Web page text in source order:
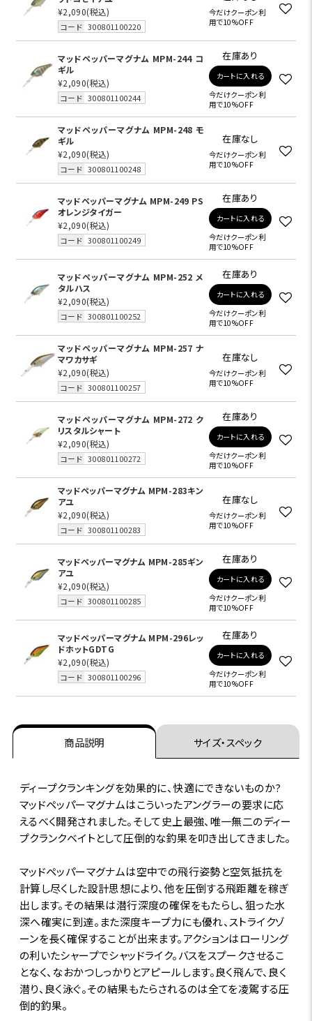
¥2,090(税込)
コード 300801100220
今だけクーポン利
用で10%OFF
マッドペッパーマグナム MPM-244 コ
ギル
¥2,090(税込)
コード 300801100244
在庫あり
カートに入れる
今だけクーポン利
用で10%OFF
マッドペッパーマグナム MPM-248 モ
ギル
¥2,090(税込)
コード 300801100248
在庫なし
今だけクーポン利
用で10%OFF
マッドペッパーマグナム MPM-249 PS
オレンジタイガー
¥2,090(税込)
コード 300801100249
在庫あり
カートに入れる
今だけクーポン利
用で10%OFF
マッドペッパーマグナム MPM-252 メ
タルハス
¥2,090(税込)
コード 300801100252
在庫あり
カートに入れる
今だけクーポン利
用で10%OFF
マッドペッパーマグナム MPM-257 ナ
マワカサギ
¥2,090(税込)
コード 300801100257
在庫なし
今だけクーポン利
用で10%OFF
マッドペッパーマグナム MPM-272 ク
リスタルシャート
¥2,090(税込)
コード 300801100272
在庫あり
カートに入れる
今だけクーポン利
用で10%OFF
マッドペッパーマグナム MPM-283キン
アユ
¥2,090(税込)
コード 300801100283
在庫なし
今だけクーポン利
用で10%OFF
マッドペッパーマグナム MPM-285ギン
アユ
¥2,090(税込)
コード 300801100285
在庫あり
カートに入れる
今だけクーポン利
用で10%OFF
マッドペッパーマグナム MPM-296レッ
ドホットGDTG
¥2,090(税込)
コード 300801100296
在庫あり
カートに入れる
今だけクーポン利
用で10%OFF
商品説明 サイズ・スペック
ディープクランキングを効果的に、快適にできないものか?
マッドペッパーマグナムはこういったアングラーの要求に応
えるべく開発されました。そして史上最強、唯一無二のディー
プクランクベイトとして圧倒的な釣果を叩き出してきました。
マッドペッパーマグナムは空中での飛行姿勢と空気抵抗を
計算し尽くした設計思想により、他を圧倒する飛距離を稼ぎ
出します。その結果は潜行深度の確保をもたらし、狙った水
深へ確実に到達。また深度キープ力にも優れ、ストライクゾ
ーンを長く確保することが出来ます。アクションはローリング
の利いたシャープでシャッドライク。バスをスプークさせるこ
となく、なおかつしっかりとアピールします。良く飛んで、良く
潜り、良く泳ぐ。その結果もたらされるのは全てを凌駕する圧
倒的釣果。